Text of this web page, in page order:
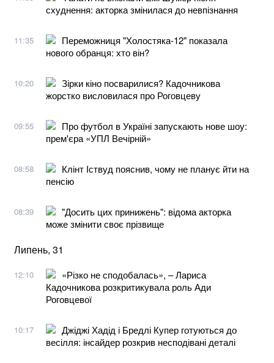
схуднення: акторка змінилася до невпізнання
11:35
Переможниця "Холостяка-12" показала
нового обранця: хто він?
10:20
Зірки кіно посварилися? Кадочникова
жорстко висловилася про Роговцеву
09:55
Про футбол в Україні запускають нове шоу:
прем'єра «УПЛ Вечірній»
08:58
Клінт Іствуд пояснив, чому не планує йти на
пенсію
08:39
"Досить цих принижень": відома акторка
може змінити своє прізвище
Липень, 31
12:10
«Різко не сподобалась», – Лариса
Кадочникова розкритикувала роль Ади
Роговцевої
10:17
Джіджі Хадід і Бредлі Купер готуються до
весілля: інсайдер розкрив несподівані деталі